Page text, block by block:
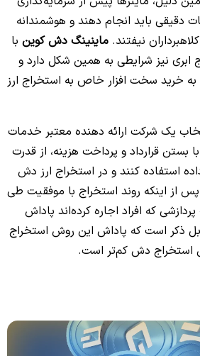
دقیقی باید انجام دهند و هوشمندانه
نیفتند. ماینینگ دش کوین با
ابری نیز شرایطی به همین شکل دارد و
به خرید سخت افزار خاص به استخراج ارز
یک شرکت ارائه دهنده معتبر خدمات
بستن قرارداد و پرداخت هزینه‌، از قدرت
استفاده کنند و در استخراج ارز دش
از اینکه روند استخراج با موفقیت طی
که افراد اجاره کرده‌اند پاداش
ذکر است که پاداش این روش استخراج
استخراج دش کم‌تر است.